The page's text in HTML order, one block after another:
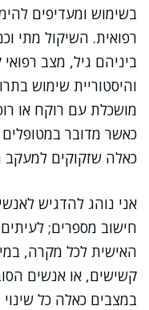
בשימוש ומעדיפים
רפואית. השיקול מתי
ביניהם גיל, מצב
והיסטוריית שימוש
מושכלת עם רוקח או
כאשר מדובר במטופלים
כאלה שזקוקים למעקב
אני נוהג להדגיש
חישוב מספרים;
האישית לכל מקרה,
קשישים, או אנשים
במצבים כאלה כל